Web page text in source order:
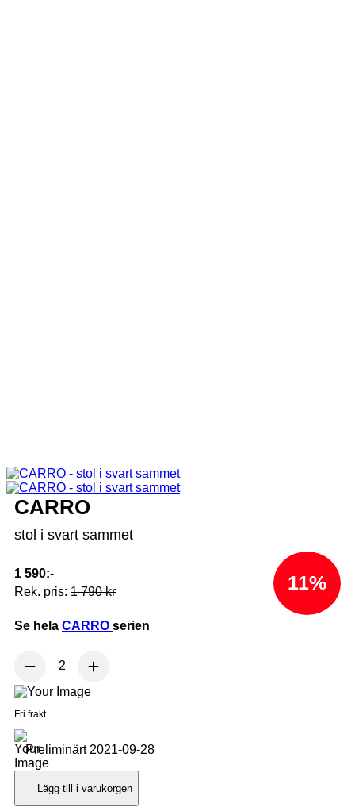
CARRO
stol i svart sammet
1 590:-
Rek. pris: 1 790 kr 11%
Se hela CARRO serien
Fri frakt
Preliminärt 2021-09-28
Lägg till i varukorgen